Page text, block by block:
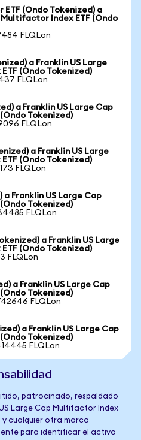
ETF (Ondo Tokenized) a
Multifactor Index ETF (Ondo
FLQLon
a Franklin US Large
(Ondo Tokenized)
FLQLon
a Franklin US Large Cap
Tokenized)
FLQLon
a Franklin US Large
(Ondo Tokenized)
FLQLon
a Franklin US Large Cap
Tokenized)
FLQLon
a Franklin US Large
(Ondo Tokenized)
FLQLon
a Franklin US Large Cap
Tokenized)
FLQLon
a Franklin US Large Cap
Tokenized)
FLQLon
patrocinado, respaldado
Large Cap Multifactor Index
y cualquier otra marca
para identificar el activo